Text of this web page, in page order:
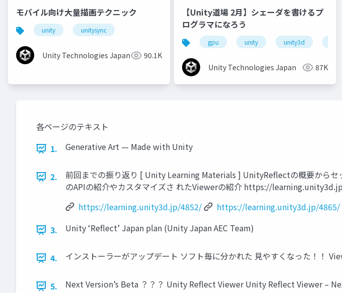
モバイル向け大量描画テクニック
unity unitysync
Unity Technologies Japan 90.1K
【Unity道場 2月】シェーダを書けるプ
ログラマになろう
gpu unity unity3d
Unity Technologies Japan 87K
各ページのテキスト
1.
Generative Art — Made with Unity
2.
前回までの振り返り [ Unity Learning Materials ] UnityReflectの概要から
のAPIの紹介やカスタマイズさ れたViewerの紹介 https://
https://learning.unity3d.jp/4852/
https://learning.unity3d.jp/4865/
3.
Unity ‘Reflect’ Japan plan (Unity Japan AEC Team)
4. インストーラーがアップデート ソフト毎に分かれた 見やすくなった！！
5. Next Version’s Beta ？？？ Unity Reflect Viewer Unity Reflect Viewer –